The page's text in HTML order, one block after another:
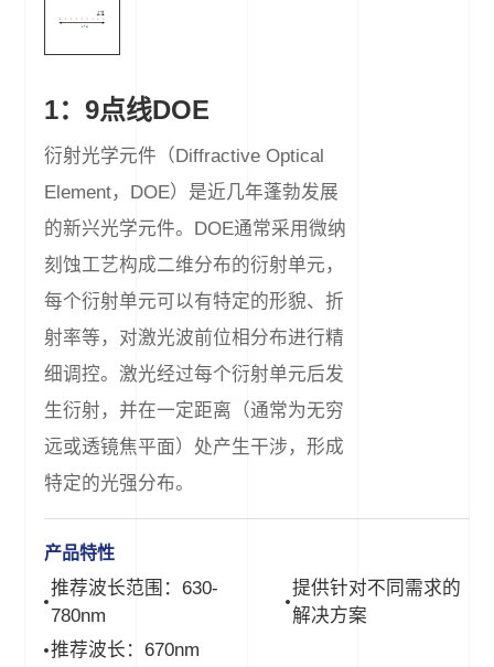
1：9点线DOE
衍射光学元件（Diffractive Optical
Element，DOE）是近几年蓬勃发展
的新兴光学元件。DOE通常采用微纳
刻蚀工艺构成二维分布的衍射单元，
每个衍射单元可以有特定的形貌、折
射率等，对激光波前位相分布进行精
细调控。激光经过每个衍射单元后发
生衍射，并在一定距离（通常为无穷
远或透镜焦平面）处产生干涉，形成
特定的光强分布。
产品特性
推荐波长范围：630-
780nm
提供针对不同需求的
解决方案
推荐波长：670nm